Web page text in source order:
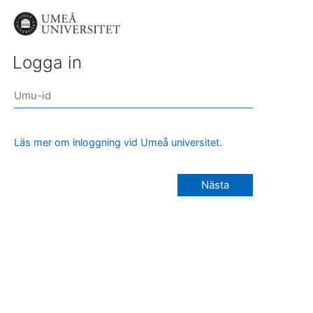
Logga in
Läs mer om inloggning vid Umeå universitet.
Nästa